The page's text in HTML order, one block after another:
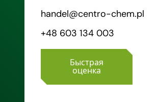
handel@centro-chem.pl
+48 603 134 003
Быстрая
оценка